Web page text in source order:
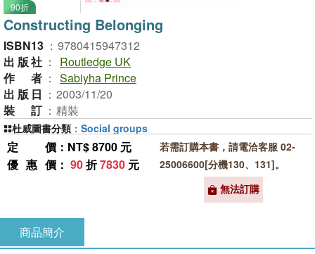
90折
Constructing Belonging
ISBN13 ： 9780415947312
出版社 ：
Routledge UK
作者 ： Sabiyha Prince
出版日 ： 2003/11/20
裝訂 ： 精裝
定價 ：NT$ 8700 元
優惠價 ： 90折7830 元
若需訂購本書，請電洽客服 02-
25006600[分機130、131]。
無法訂購
杜威圖書分類 ： Social groups
商品簡介